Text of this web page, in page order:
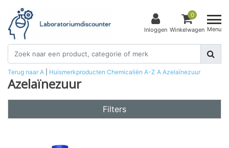
Inloggen
0
Winkelwagen Menu
Terug naar A Huismerkproducten Chemicaliën A-Z A Azelaïnezuur
Azelaïnezuur
Filters